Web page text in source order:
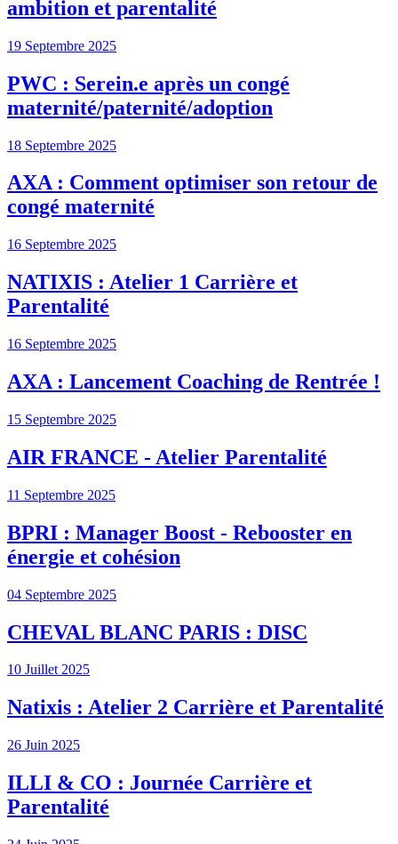
ambition et parentalité
19 Septembre 2025
PWC : Serein.e après un congé
maternité/paternité/adoption
18 Septembre 2025
AXA : Comment optimiser son retour de
congé maternité
16 Septembre 2025
NATIXIS : Atelier 1 Carrière et
Parentalité
16 Septembre 2025
AXA : Lancement Coaching de Rentrée !
15 Septembre 2025
AIR FRANCE - Atelier Parentalité
11 Septembre 2025
BPRI : Manager Boost - Rebooster en
énergie et cohésion
04 Septembre 2025
CHEVAL BLANC PARIS : DISC
10 Juillet 2025
Natixis : Atelier 2 Carrière et Parentalité
26 Juin 2025
ILLI & CO : Journée Carrière et
Parentalité